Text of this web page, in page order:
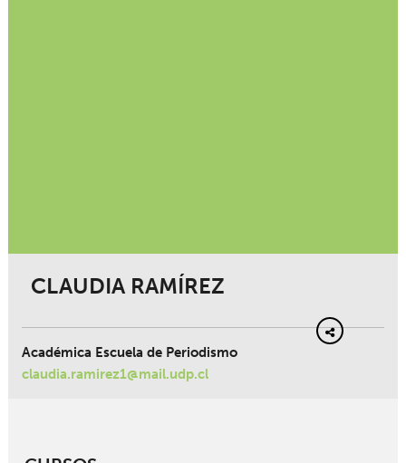
CLAUDIA RAMÍREZ
Académica Escuela de Periodismo
claudia.ramirez1@mail.udp.cl